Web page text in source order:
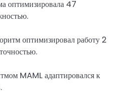
47
оптимизировал работу 2
MAML адаптировался к